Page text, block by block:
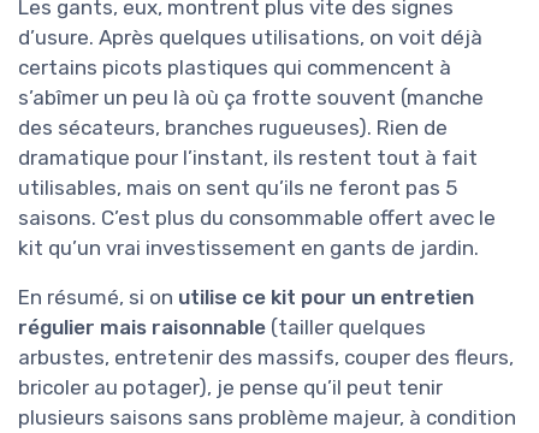
Les gants, eux, montrent plus vite des signes
d’usure. Après quelques utilisations, on voit déjà
certains picots plastiques qui commencent à
s’abîmer un peu là où ça frotte souvent (manche
des sécateurs, branches rugueuses). Rien de
dramatique pour l’instant, ils restent tout à fait
utilisables, mais on sent qu’ils ne feront pas 5
saisons. C’est plus du consommable offert avec le
kit qu’un vrai investissement en gants de jardin.
En résumé, si on utilise ce kit pour un entretien
régulier mais raisonnable (tailler quelques
arbustes, entretenir des massifs, couper des fleurs,
bricoler au potager), je pense qu’il peut tenir
plusieurs saisons sans problème majeur, à condition